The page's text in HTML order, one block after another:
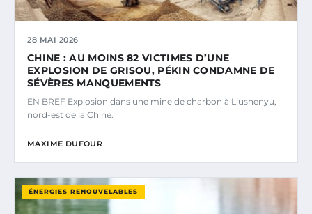
28 MAI 2026
CHINE : AU MOINS 82 VICTIMES D’UNE
EXPLOSION DE GRISOU, PÉKIN CONDAMNE DE
SÉVÈRES MANQUEMENTS
EN BREF Explosion dans une mine de charbon à Liushenyu,
nord-est de la Chine.
MAXIME DUFOUR
ÉNERGIES RENOUVELABLES